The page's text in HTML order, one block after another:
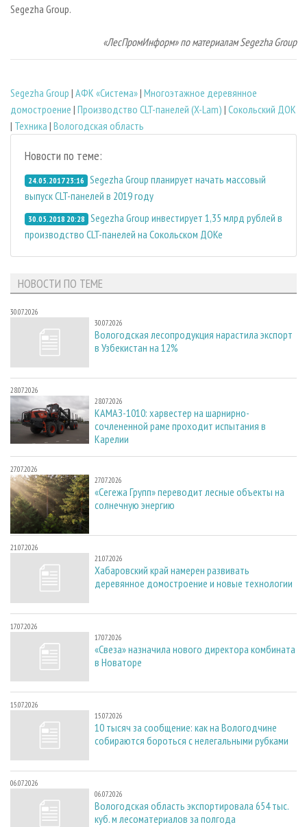
Segezha Group.
«ЛесПромИнформ» по материалам Segezha Group
Segezha Group | АФК «Система»| Многоэтажное деревянное
домостроение | Производство CLT-панелей (X-Lam) | Сокольский ДОК
| Техника | Вологодская область
Новости по теме:
24.05.2017 23:16 Segezha Group планирует начать массовый
выпуск CLT-панелей в 2019 году
30.05.2018 20:28 Segezha Group инвестирует 1,35 млрд рублей в
производство CLT-панелей на Сокольском ДОКе
НОВОСТИ ПО ТЕМЕ
30.07.2026
30.07.2026
Вологодская лесопродукция нарастила экспорт
в Узбекистан на 12%
28.07.2026
28.07.2026
КАМАЗ-1010: харвестер на шарнирно-
сочлененной раме проходит испытания в
Карелии
27.07.2026
27.07.2026
«Сегежа Групп» переводит лесные объекты на
солнечную энергию
21.07.2026
21.07.2026
Хабаровский край намерен развивать
деревянное домостроение и новые технологии
17.07.2026
17.07.2026
«Свеза» назначила нового директора комбината
в Новаторе
15.07.2026
15.07.2026
10 тысяч за сообщение: как на Вологодчине
собираются бороться с нелегальными рубками
06.07.2026
06.07.2026
Вологодская область экспортировала 654 тыс.
куб. м лесоматериалов за полгода